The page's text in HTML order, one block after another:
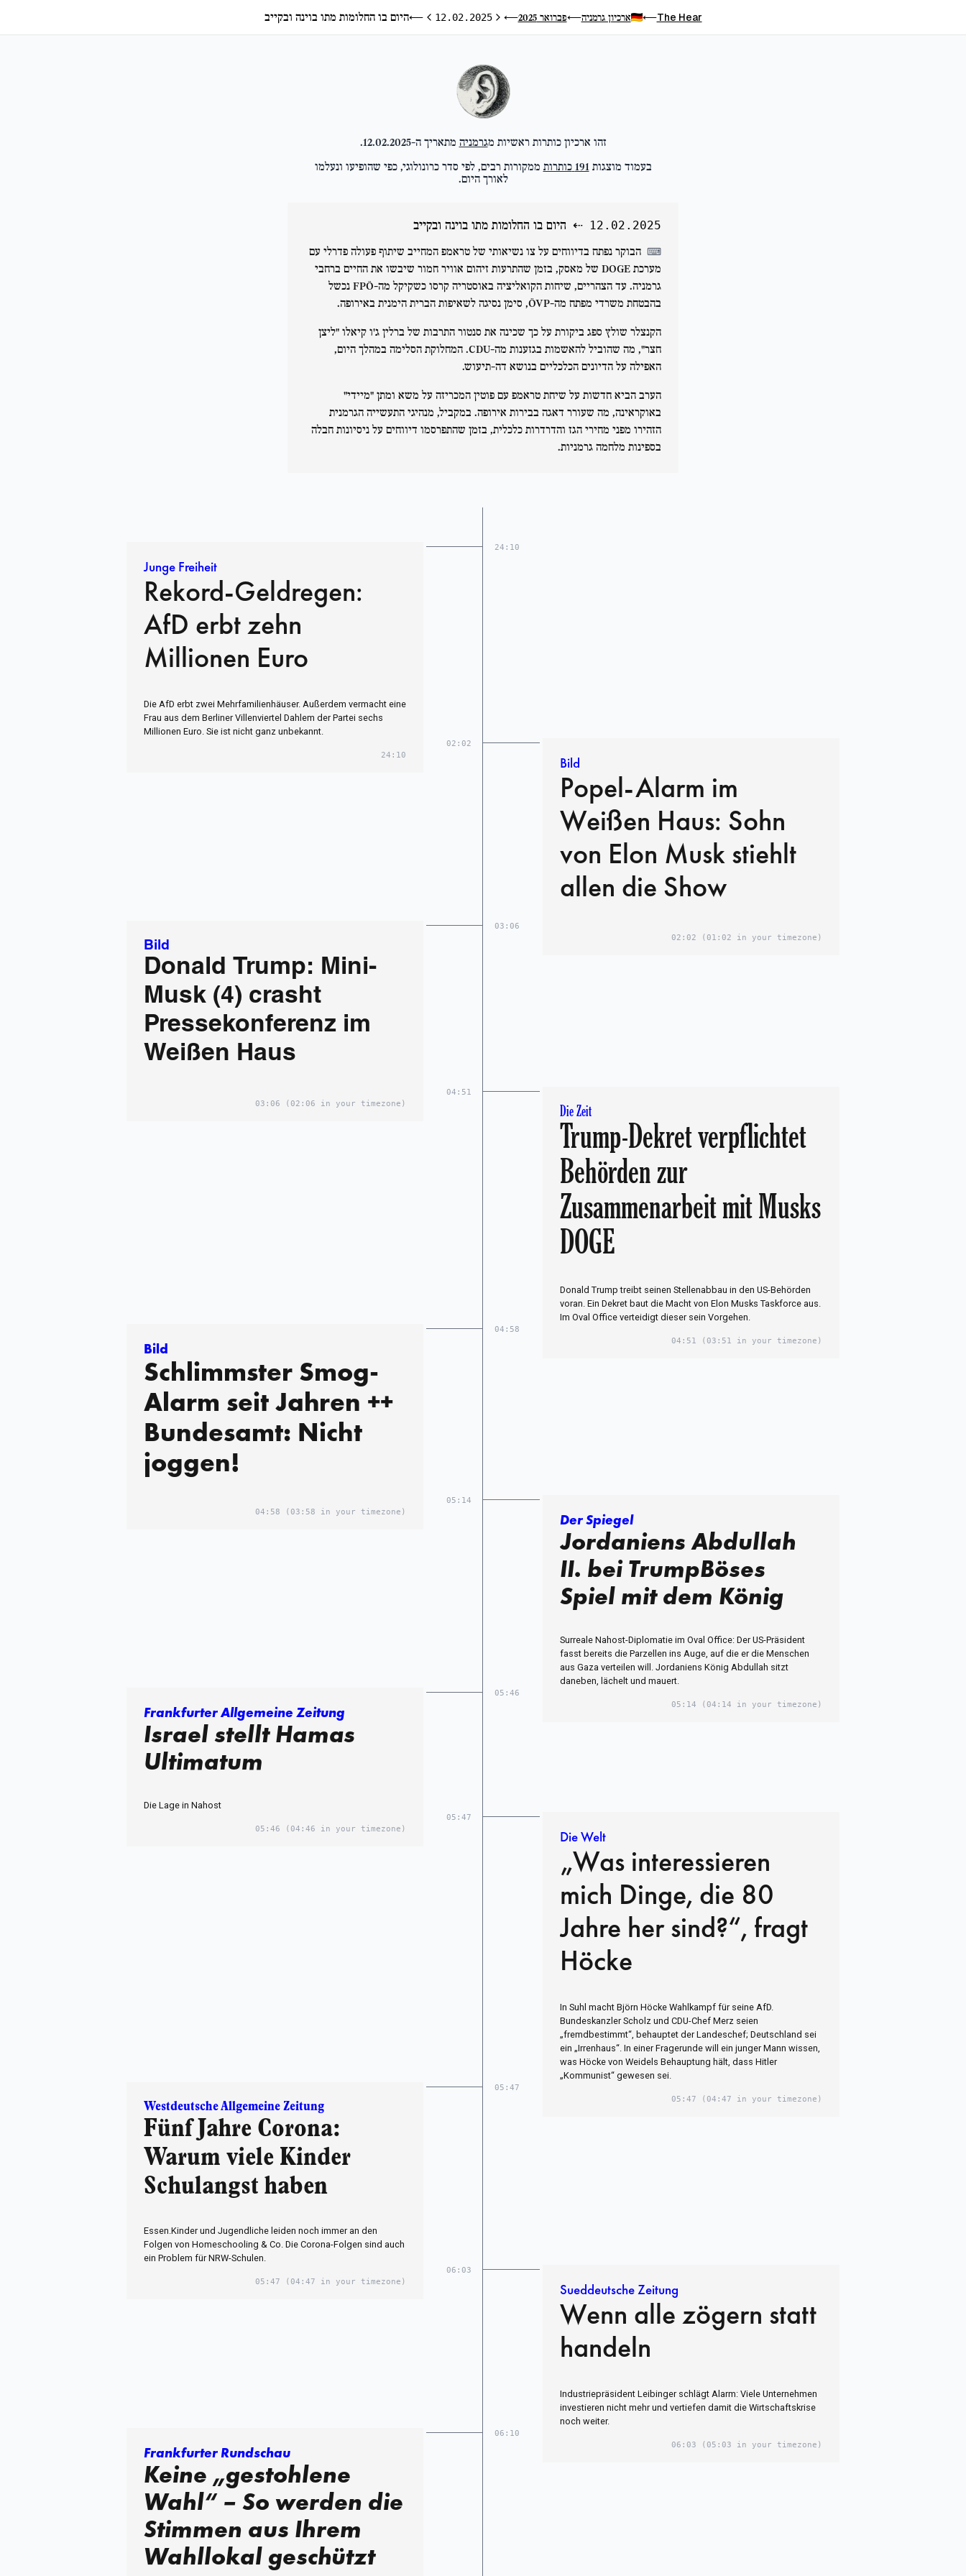
The Hear
⟵ ארכיון גרמניה⟵פברואר 2025 ⟵היום הקודם
12.02.2025 היום הבא
⟵היום בו החלומות מתו בוינה ובקייב
זהו ארכיון כותרות ראשיות מגרמניה מתאריך ה-12.02.2025
.
בעמוד מוצגות191 כותרות ממקורות רבים, לפי סדר כרונולוגי, כפי שהופיעו ונעלמו
לאורך היום.
12.02.2025
⇠ היום בו החלומות מתו בוינה ובקייב
⌨ הבוקר נפתח בדיווחים על צו נשיאותי של טראמפ המחייב שיתוף פעולה פדרלי עם
מערכת DOGE של מאסק, בזמן שהתרעות זיהום אוויר חמור שיבשו את החיים ברחבי
גרמניה. עד הצהריים, שיחות הקואליציה באוסטריה קרסו כשקיקל מה-FPÖ נכשל
בהבטחת משרדי מפתח מה-ÖVP, סימן נסיגה לשאיפות הברית הימנית באירופה.
הקנצלר שולץ ספג ביקורת על כך שכינה את סנטור התרבות של ברלין ג'ו קיאלו "ליצן
חצר", מה שהוביל להאשמות בגזענות מה-CDU. המחלוקת הסלימה במהלך היום,
האפילה על הדיונים הכלכליים בנושא דה-תיעוש.
הערב הביא חדשות על שיחת טראמפ עם פוטין המכריזה על משא ומתן "מיידי"
באוקראינה, מה שעורר דאגה בבירות אירופה. במקביל, מנהיגי התעשייה הגרמנית
הזהירו מפני מחירי הגז והדרדרות כלכלית, בזמן שהתפרסמו דיווחים על ניסיונות חבלה
בספינות מלחמה גרמניות.
24:10
Junge Freiheit
Rekord-Geldregen:
AfD erbt zehn
Millionen Euro
Die AfD erbt zwei Mehrfamilienhäuser. Außerdem vermacht eine
Frau aus dem Berliner Villenviertel Dahlem der Partei sechs
Millionen Euro. Sie ist nicht ganz unbekannt.
24:10
02:02
Bild
Popel-Alarm im
Weißen Haus: Sohn
von Elon Musk stiehlt
allen die Show
02:02 (01:02 in your timezone)
03:06
Bild
Donald Trump: Mini-
Musk (4) crasht
Pressekonferenz im
Weißen Haus
03:06 (02:06 in your timezone)
04:51
Die Zeit
Trump-Dekret verpflichtet
Behörden zur
Zusammenarbeit mit Musks
DOGE
Donald Trump treibt seinen Stellenabbau in den US-Behörden
voran. Ein Dekret baut die Macht von Elon Musks Taskforce aus.
Im Oval Office verteidigt dieser sein Vorgehen.
04:51 (03:51 in your timezone)
04:58
Bild
Schlimmster Smog-
Alarm seit Jahren ++
Bundesamt: Nicht
joggen!
04:58 (03:58 in your timezone)
05:14
Der Spiegel
Jordaniens Abdullah
II. bei TrumpBöses
Spiel mit dem König
Surreale Nahost-Diplomatie im Oval Office: Der US-Präsident
fasst bereits die Parzellen ins Auge, auf die er die Menschen
aus Gaza verteilen will. Jordaniens König Abdullah sitzt
daneben, lächelt und mauert.
05:14 (04:14 in your timezone)
05:46
Frankfurter Allgemeine Zeitung
Israel stellt Hamas
Ultimatum
Die Lage in Nahost
05:46 (04:46 in your timezone)
05:47
Die Welt
„Was interessieren
mich Dinge, die 80
Jahre her sind?“, fragt
Höcke
In Suhl macht Björn Höcke Wahlkampf für seine AfD.
Bundeskanzler Scholz und CDU-Chef Merz seien
„fremdbestimmt“, behauptet der Landeschef; Deutschland sei
ein „Irrenhaus“. In einer Fragerunde will ein junger Mann wissen,
was Höcke von Weidels Behauptung hält, dass Hitler
„Kommunist“ gewesen sei.
05:47 (04:47 in your timezone)
05:47
Westdeutsche Allgemeine Zeitung
Fünf Jahre Corona:
Warum viele Kinder
Schulangst haben
Essen.Kinder und Jugendliche leiden noch immer an den
Folgen von Homeschooling & Co. Die Corona-Folgen sind auch
ein Problem für NRW-Schulen.
05:47 (04:47 in your timezone)
06:03
Sueddeutsche Zeitung
Wenn alle zögern statt
handeln
Industriepräsident Leibinger schlägt Alarm: Viele Unternehmen
investieren nicht mehr und vertiefen damit die Wirtschaftskrise
noch weiter.
06:03 (05:03 in your timezone)
06:10
Frankfurter Rundschau
Keine „gestohlene
Wahl“ – So werden die
Stimmen aus Ihrem
Wahllokal geschützt